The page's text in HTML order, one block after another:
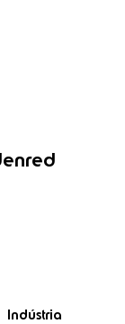
Indústria